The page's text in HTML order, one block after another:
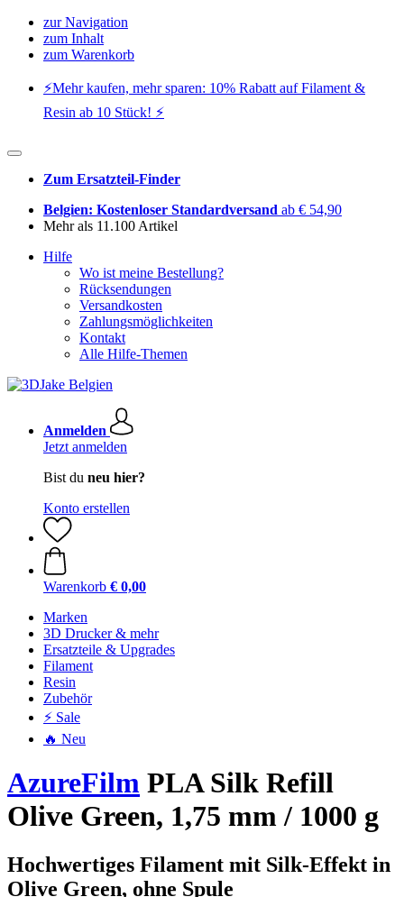
zur Navigation
zum Inhalt
zum Warenkorb
⚡️Mehr kaufen, mehr sparen: 10% Rabatt auf Filament &
Resin ab 10 Stück! ⚡️
Zum Ersatzteil-Finder
Belgien: Kostenloser Standardversand ab € 54,90
Mehr als 11.100 Artikel
Hilfe
Wo ist meine Bestellung?
Rücksendungen
Versandkosten
Zahlungsmöglichkeiten
Kontakt
Alle Hilfe-Themen
Anmelden
Jetzt anmelden
Bist du neu hier?
Konto erstellen
Warenkorb € 0,00
Marken
3D Drucker & mehr
Ersatzteile & Upgrades
Filament
Resin
Zubehör
⚡ Sale
🔥 Neu
AzureFilm PLA Silk Refill
Olive Green, 1,75 mm / 1000 g
Hochwertiges Filament mit Silk-Effekt in
Olive Green, ohne Spule